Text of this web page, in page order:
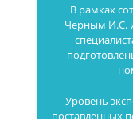
В рамках
Черным И.С.
Уровень
поставленных